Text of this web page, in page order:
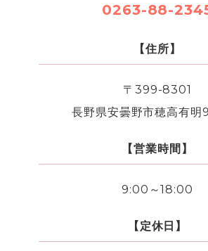
0263-88-
【住所】
〒399-8301
長野県安曇野市穂高有明
【営業時間】
9:00～18:00
【定休日】